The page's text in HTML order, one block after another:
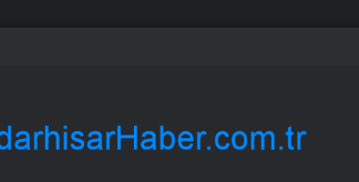
Tepki: ‘Kabul Edilemez’